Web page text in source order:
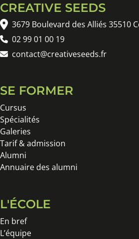
CREATIVE SEEDS
3679 Boulevard des Alliés 35510
02 99 01 00 19
contact@creativeseeds.fr
SE FORMER
Cursus
Spécialités
Galeries
Tarif & admission
Alumni
Annuaire des alumni
L'ÉCOLE
En bref
L’équipe